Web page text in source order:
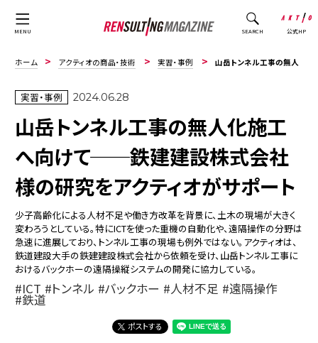
MENU SEARCH 公式HP
ホーム アクティオの商品・技術 実習・事例 山岳トンネル工事の無人化施工へ向けて──鉄建建設株式会社様の研究をアクティオがサポート
実習・事例 2024.06.28
山岳トンネル工事の無人化施工
へ向けて──鉄建建設株式会社
様の研究をアクティオがサポート
少子高齢化による人材不足や働き方改革を背景に、土木の現場が大きく
変わろうとしている。特にICTを使った重機の自動化や、遠隔操作の分野は
急速に進展しており、トンネル工事の現場も例外ではない。アクティオは、
鉄道建設大手の鉄建建設株式会社から依頼を受け、山岳トンネル工事に
おけるバックホーの遠隔操縦システムの開発に協力している。
ICT トンネル バックホー 人材不足 遠隔操作
鉄道
ポストする